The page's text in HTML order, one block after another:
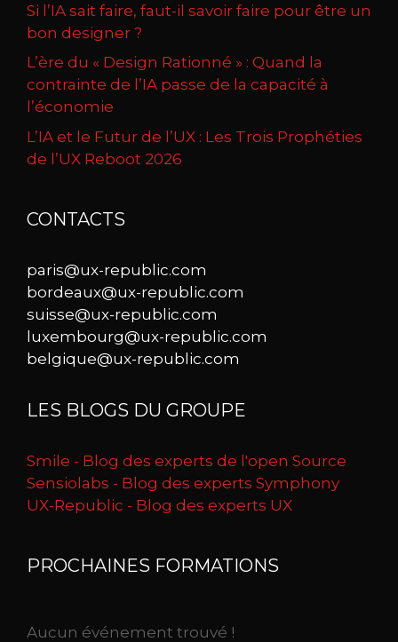
Si l’IA sait faire, faut-il savoir faire pour être un
bon designer ?
L’ère du « Design Rationné » : Quand la
contrainte de l’IA passe de la capacité à
l’économie
L’IA et le Futur de l’UX : Les Trois Prophéties
de l’UX Reboot 2026
CONTACTS
paris@ux-republic.com
bordeaux@ux-republic.com
suisse@ux-republic.com
luxembourg@ux-republic.com
belgique@ux-republic.com
LES BLOGS DU GROUPE
Smile - Blog des experts de l'open Source
Sensiolabs - Blog des experts Symphony
UX-Republic - Blog des experts UX
PROCHAINES FORMATIONS
Aucun événement trouvé !